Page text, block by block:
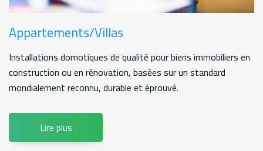
Appartements/Villas
Installations domotiques de qualité pour biens immobiliers en
construction ou en rénovation, basées sur un standard
mondialement reconnu, durable et éprouvé.
Lire plus